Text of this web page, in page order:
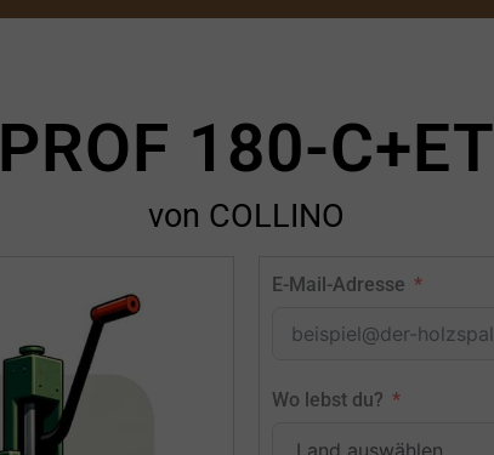
PROF 180-C+ET
von COLLINO
E-Mail-Adresse
Wo lebst du?